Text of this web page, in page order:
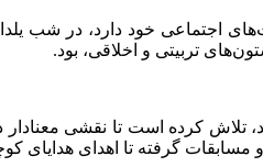
اجتماعی خود دارد، در شب یلدا
تربیتی و اخلاقی، بود.
تلاش کرده است تا نقشی
و مسابقات گرفته تا اهدای